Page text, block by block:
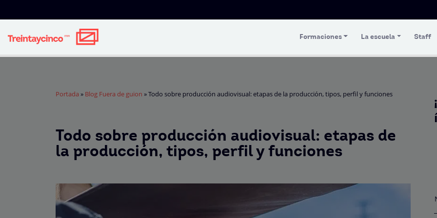
Formaciones La escuela Staff
Portada » Blog Fuera de guion »Todo sobre producción audiovisual: etapas de la producción, tipos, perfil y funciones
Todo sobre producción audiovisual: etapas de
la producción, tipos, perfil y funciones